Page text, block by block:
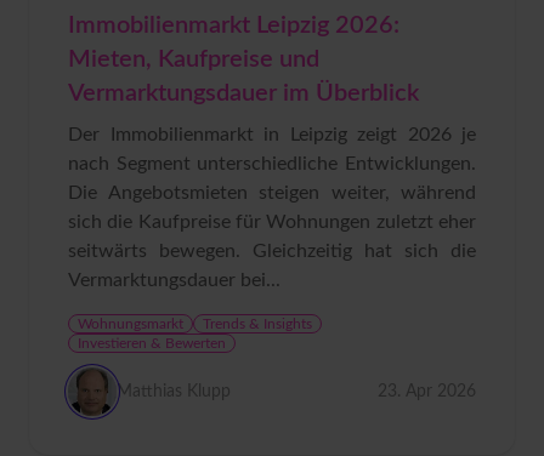
Immobilienmarkt Leipzig 2026:
Mieten, Kaufpreise und
Vermarktungsdauer im Überblick
Der Immobilienmarkt in Leipzig zeigt 2026 je
nach Segment unterschiedliche Entwicklungen.
Die Angebotsmieten steigen weiter, während
sich die Kaufpreise für Wohnungen zuletzt eher
seitwärts bewegen. Gleichzeitig hat sich die
Vermarktungsdauer bei...
Wohnungsmarkt
Trends & Insights
Investieren & Bewerten
Matthias Klupp 23. Apr 2026